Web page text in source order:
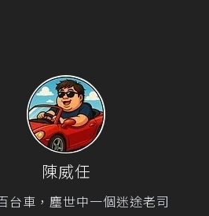
陳威任
台車，塵世中一個迷途老司